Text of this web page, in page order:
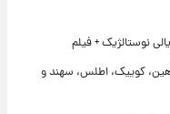
نوستالژیک + فیلم
کوییک، اطلس، سهند و